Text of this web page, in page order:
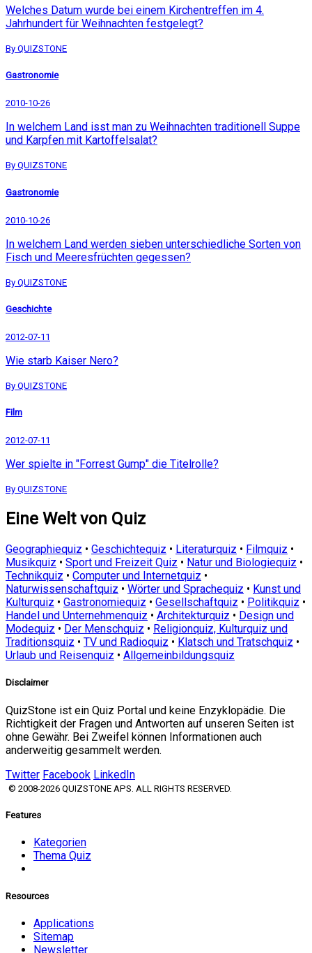
Welches Datum wurde bei einem Kirchentreffen im 4.
Jahrhundert für Weihnachten festgelegt?
By QUIZSTONE
Gastronomie
2010-10-26
In welchem Land isst man zu Weihnachten traditionell Suppe
und Karpfen mit Kartoffelsalat?
By QUIZSTONE
Gastronomie
2010-10-26
In welchem Land werden sieben unterschiedliche Sorten von
Fisch und Meeresfrüchten gegessen?
By QUIZSTONE
Geschichte
2012-07-11
Wie starb Kaiser Nero?
By QUIZSTONE
Film
2012-07-11
Wer spielte in "Forrest Gump" die Titelrolle?
By QUIZSTONE
Eine Welt von Quiz
Geographiequiz • Geschichtequiz • Literaturquiz • Filmquiz •
Musikquiz • Sport und Freizeit Quiz • Natur und Biologiequiz •
Technikquiz • Computer und Internetquiz •
Naturwissenschaftquiz • Wörter und Sprachequiz • Kunst und
Kulturquiz • Gastronomiequiz • Gesellschaftquiz • Politikquiz •
Handel und Unternehmenquiz • Architekturquiz • Design und
Modequiz • Der Menschquiz • Religionquiz, Kulturquiz und
Traditionsquiz • TV und Radioquiz • Klatsch und Tratschquiz •
Urlaub und Reisenquiz • Allgemeinbildungsquiz
Disclaimer
QuizStone ist ein Quiz Portal und keine Enzyklopädie. Die
Richtigkeit der Fragen und Antworten auf unseren Seiten ist
ohne Gewähr. Bei Zweifel können Informationen auch
anderweitig gesammelt werden.
Twitter Facebook LinkedIn
© 2008-2026 QUIZSTONE APS. ALL RIGHTS RESERVED.
Features
Kategorien
Thema Quiz
Resources
Applications
Sitemap
Newsletter